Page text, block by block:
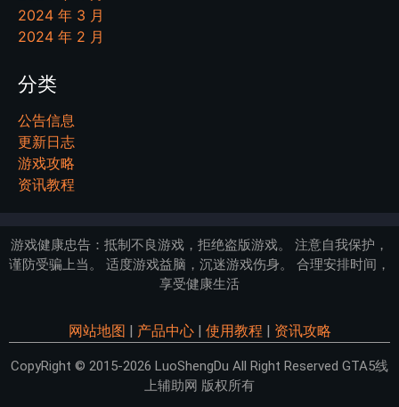
2024 年 3 月
2024 年 2 月
分类
公告信息
更新日志
游戏攻略
资讯教程
游戏健康忠告：抵制不良游戏，拒绝盗版游戏。 注意自我保护，
谨防受骗上当。 适度游戏益脑，沉迷游戏伤身。 合理安排时间，
享受健康生活
网站地图 | 产品中心| 使用教程 | 资讯攻略
CopyRight © 2015-2026 LuoShengDu All Right Reserved GTA5线
上辅助网 版权所有